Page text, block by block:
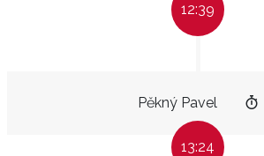
12:39
Pěkný Pavel
13:24